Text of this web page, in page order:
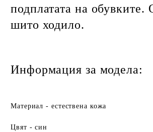
подплатата на обувките.
шито ходило.
Информация за модела:
Материал - естествена кожа
Цвят - син